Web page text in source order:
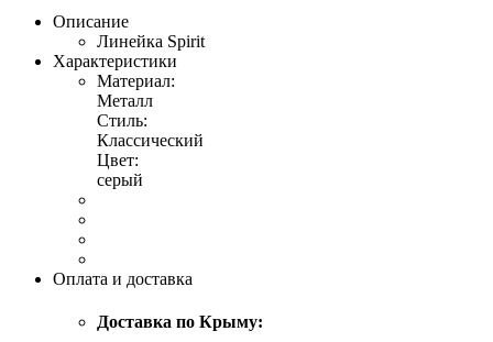
Описание
Линейка Spirit
Характеристики
Материал:
Металл
Стиль:
Классический
Цвет:
серый
Оплата и доставка
Доставка по Крыму: